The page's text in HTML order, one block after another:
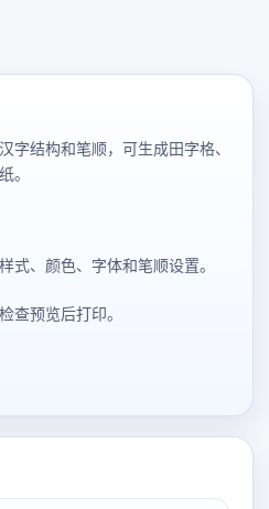
字结构和笔顺，可生成田字格、
。
式、颜色、字体和笔顺设置。
查预览后打印。